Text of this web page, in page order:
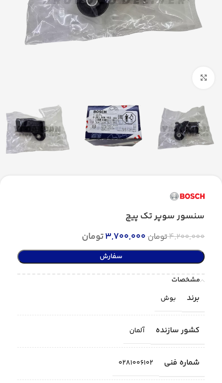
سنسور سوپر تك پيچ
4,200,000تومان 3,700,000تومان
سفارش
مشخصات
برند بوش
کشور سازنده آلمان
شماره فنی 0281006102